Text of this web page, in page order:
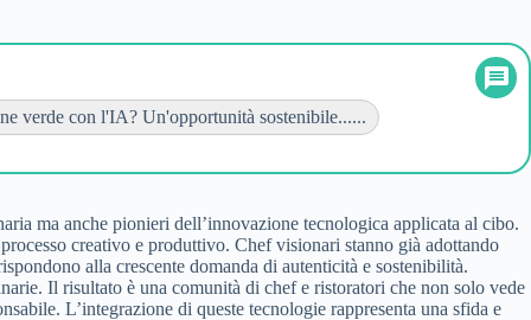
verde con l'IA? Un'opportunità sostenibile......
ma anche pionieri dell’innovazione tecnologica applicata al cibo.
creativo e produttivo. Chef visionari stanno già adottando
alla crescente domanda di autenticità e sostenibilità.
Il risultato è una comunità di chef e ristoratori che non solo vede
L’integrazione di queste tecnologie rappresenta una sfida e